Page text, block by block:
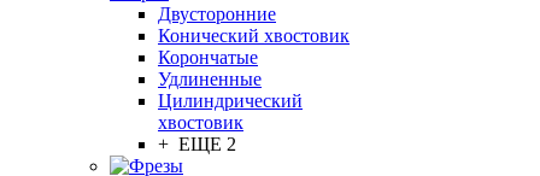
Двусторонние
Конический хвостовик
Корончатые
Удлиненные
Цилиндрический
хвостовик
+ ЕЩЕ 2